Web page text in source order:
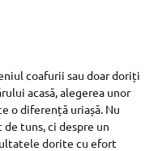
coafurii sau doar doriți
acasă, alegerea unor
o diferență uriașă. Nu
tuns, ci despre un
dorite cu efort